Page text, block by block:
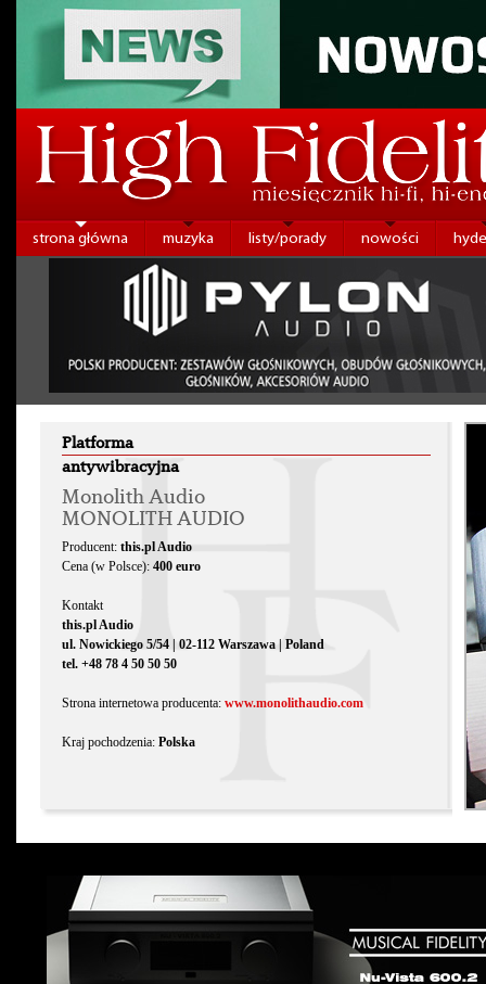
strona główna muzyka listy/porady nowości
Platforma
antywibracyjna
Monolith Audio
MONOLITH AUDIO
Producent: this.pl Audio
Cena (w Polsce): 400 euro
Kontakt
this.pl Audio
ul. Nowickiego 5/54 | 02-112 Warszawa | Poland
tel. +48 78 4 50 50 50
Strona internetowa producenta: www.monolithaudio.com
Kraj pochodzenia: Polska